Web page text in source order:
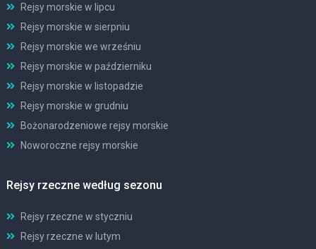
Rejsy morskie w lipcu
Rejsy morskie w sierpniu
Rejsy morskie we wrześniu
Rejsy morskie w październiku
Rejsy morskie w listopadzie
Rejsy morskie w grudniu
Bożonarodzeniowe rejsy morskie
Noworoczne rejsy morskie
Rejsy rzeczne według sezonu
Rejsy rzeczne w styczniu
Rejsy rzeczne w lutym